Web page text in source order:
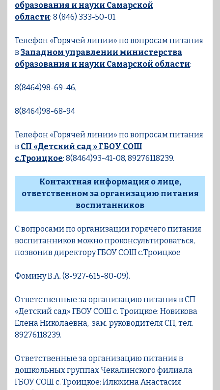
образования и науки Самарской
области: 8 (846) 333-50-01
Телефон «Горячей линии» по вопросам питания
в Западном управлении министерства
образования и науки Самарской области:
8(8464)98-69-46,
8(8464)98-68-94
Телефон «Горячей линии» по вопросам питания
в СП «Детский сад » ГБОУ СОШ
с.Троицкое: 8(8464)93-41-08, 89276118239.
Контактная информация о лице,
ответственном за организацию питания
воспитанников
С вопросами по организации горячего питания
воспитанников можно проконсультироваться,
позвонив директору ГБОУ СОШ с.Троицкое
Фомину В.А. (8-927-615-80-09).
Ответственные за организацию питания в СП
«Детский сад» ГБОУ СОШ с. Троицкое: Новикова
Елена Николаевна, зам. руководителя СП, тел.
89276118239.
Ответственные за организацию питания в
дошкольных группах Чекалинского филиала
ГБОУ СОШ с. Троицкое: Илюхина Анастасия